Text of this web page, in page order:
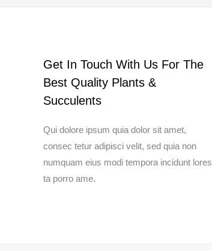
Get In Touch With Us For The
Best Quality Plants &
Succulents
Qui dolore ipsum quia dolor sit amet,
consec tetur adipisci velit, sed quia non
numquam eius modi tempora incidunt lores
ta porro ame.